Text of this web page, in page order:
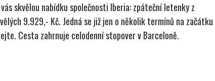
skvělou nabídku společnosti Iberia: zpáteční letenky z
9.929,- Kč. Jedná se již jen o několik termínů na začátku
Cesta zahrnuje celodenní stopover v Barceloně.